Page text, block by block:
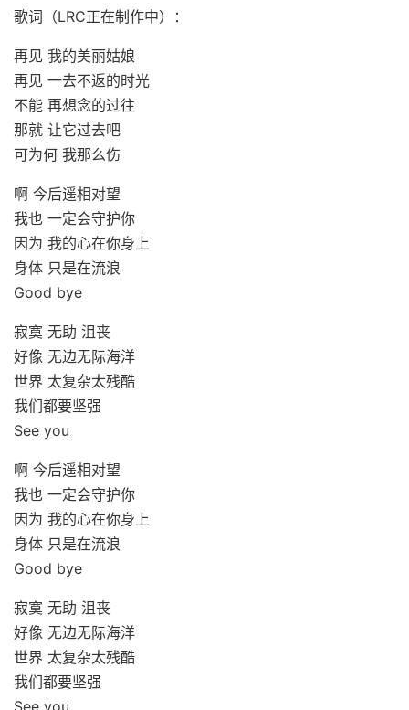
放
歌词（LRC正在制作中）：
再见 我的美丽姑娘
再见 一去不返的时光
不能 再想念的过往
那就 让它过去吧
可为何 我那么伤
啊 今后遥相对望
我也 一定会守护你
因为 我的心在你身上
身体 只是在流浪
Good bye
寂寞 无助 沮丧
好像 无边无际海洋
世界 太复杂太残酷
我们都要坚强
See you
啊 今后遥相对望
我也 一定会守护你
因为 我的心在你身上
身体 只是在流浪
Good bye
寂寞 无助 沮丧
好像 无边无际海洋
世界 太复杂太残酷
我们都要坚强
See you